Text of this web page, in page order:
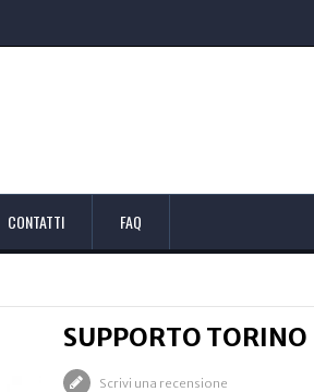
CONTATTI FAQ
SUPPORTO TORINO
Scrivi una recensione